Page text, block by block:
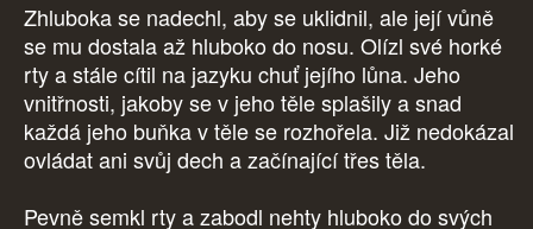
Zhluboka se nadechl, aby se uklidnil, ale její vůně
se mu dostala až hluboko do nosu. Olízl své horké
rty a stále cítil na jazyku chuť jejího lůna. Jeho
vnitřnosti, jakoby se v jeho těle splašily a snad
každá jeho buňka v těle se rozhořela. Již nedokázal
ovládat ani svůj dech a začínající třes těla.
Pevně semkl rty a zabodl nehty hluboko do svých